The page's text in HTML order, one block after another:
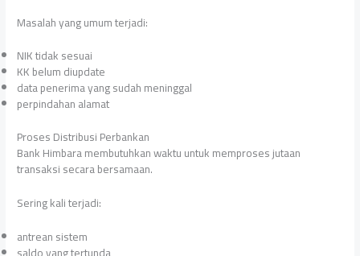
Masalah yang umum terjadi:
NIK tidak sesuai
KK belum diupdate
data penerima yang sudah meninggal
perpindahan alamat
Proses Distribusi Perbankan
Bank Himbara membutuhkan waktu untuk memproses jutaan
transaksi secara bersamaan.
Sering kali terjadi:
antrean sistem